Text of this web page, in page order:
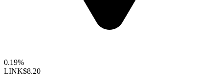
0.19%
LINK$8.20